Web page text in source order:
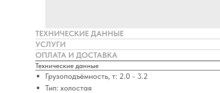
ТЕХНИЧЕСКИЕ ДАННЫЕ
УСЛУГИ
ОПЛАТА И ДОСТАВКА
Технические данные
Грузоподъёмность, т: 2.0 - 3.2
Тип: холостая